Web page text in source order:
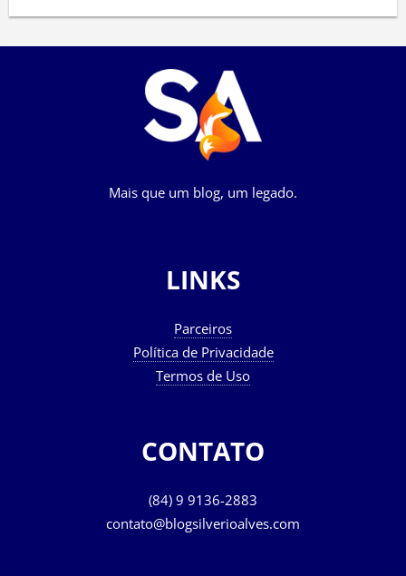
Mais que um blog, um legado.
LINKS
Parceiros
Política de Privacidade
Termos de Uso
CONTATO
(84) 9 9136-2883
contato@blogsilverioalves.com